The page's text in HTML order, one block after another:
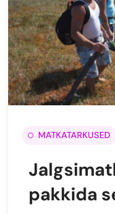
MATKATARKUSED
pakkida